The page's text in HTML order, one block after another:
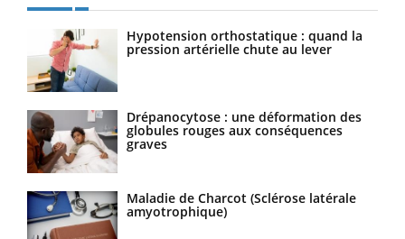
Hypotension orthostatique : quand la
pression artérielle chute au lever
Drépanocytose : une déformation des
globules rouges aux conséquences
graves
Maladie de Charcot (Sclérose latérale
amyotrophique)